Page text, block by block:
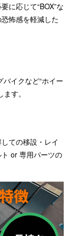
に応じて“BOX”な
怖感を軽減した
イクなど“ホイー
す。
ての移設・レイ
or 専用パーツの